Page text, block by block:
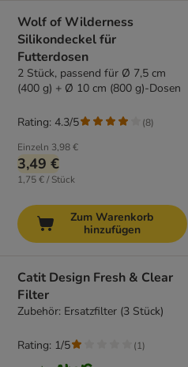
Wolf of Wilderness
Silikondeckel für
Futterdosen
2 Stück, passend für Ø 7,5 cm
(400 g) + Ø 10 cm (800 g)-Dosen
Einzeln 3,98 €
3,49 €
1,75 € / Stück
Rating: 4.3/5 (8)
Zum Warenkorb
hinzufügen
Catit Design Fresh & Clear
Filter
Zubehör: Ersatzfilter (3 Stück)
Rating: 1/5 (1)